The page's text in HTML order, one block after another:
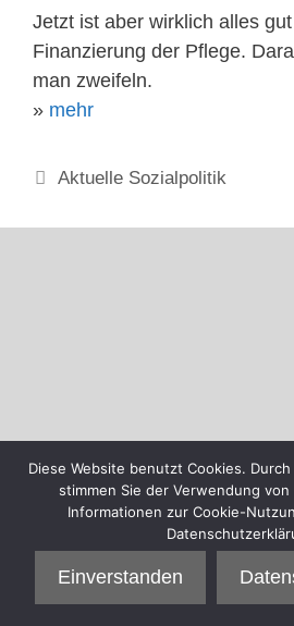
Jetzt ist aber wirklich alles
Finanzierung der Pflege.
man zweifeln.
» mehr
Kategorien
Aktuelle Sozialpolitik
Diese Website benutzt Cookies.
stimmen Sie der Verwendung von
Informationen zur Cookie-
Einverstanden